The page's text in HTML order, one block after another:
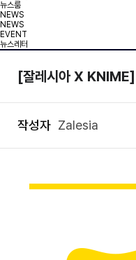
뉴스룸
NEWS
NEWS
EVENT
뉴스레터
[잘레시아 X
작성자 Zalesia